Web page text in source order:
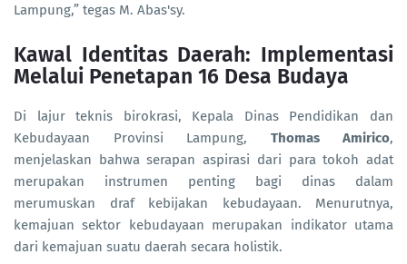
Lampung,” tegas M. Abas'sy.
Kawal Identitas Daerah: Implementasi
Melalui Penetapan 16 Desa Budaya
Di lajur teknis birokrasi, Kepala Dinas Pendidikan dan
Kebudayaan Provinsi Lampung, Thomas Amirico,
menjelaskan bahwa serapan aspirasi dari para tokoh adat
merupakan instrumen penting bagi dinas dalam
merumuskan draf kebijakan kebudayaan. Menurutnya,
kemajuan sektor kebudayaan merupakan indikator utama
dari kemajuan suatu daerah secara holistik.